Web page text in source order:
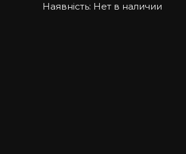
Наявність: Нет в наличии